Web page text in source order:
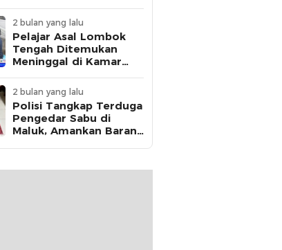
Mataram di Praya
2 bulan yang lalu
Pelajar Asal Lombok
Tengah Ditemukan
Meninggal di Kamar
Komunikasi Terakhir
Korban
2 bulan yang lalu
Polisi Tangkap Terduga
Pengedar Sabu di
Maluk, Amankan Barang